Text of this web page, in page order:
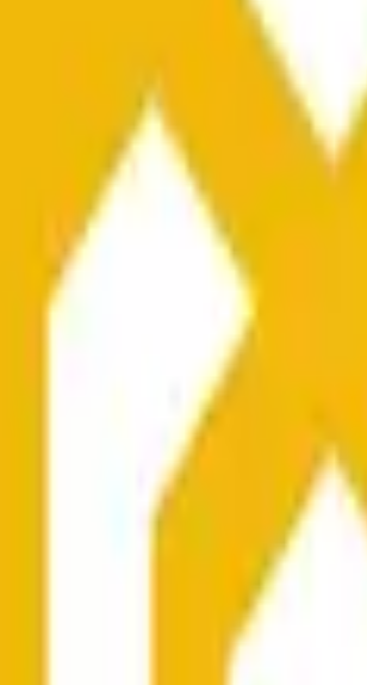
is information from Chainlink,
the price according to Chainlink data